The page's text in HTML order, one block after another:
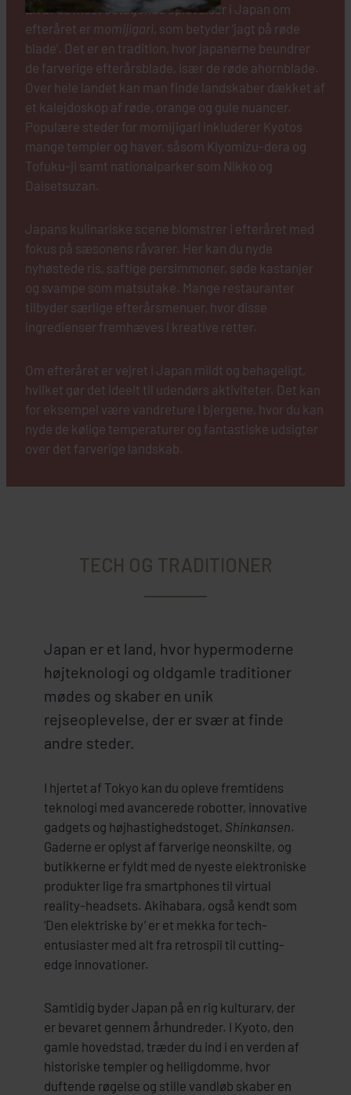
En af de mest betagende oplevelser i Japan om
efteråret er momijigari, som betyder ‘jagt på røde
blade’. Det er en tradition, hvor japanerne beundrer
de farverige efterårsblade, især de røde ahornblade.
Over hele landet kan man finde landskaber dækket af
et kalejdoskop af røde, orange og gule nuancer.
Populære steder for momijigari inkluderer Kyotos
mange templer og haver, såsom Kiyomizu-dera og
Tofuku-ji samt nationalparker som Nikko og
Daisetsuzan.
Japans kulinariske scene blomstrer i efteråret med
fokus på sæsonens råvarer. Her kan du nyde
nyhøstede ris, saftige persimmoner, søde kastanjer
og svampe som matsutake. Mange restauranter
tilbyder særlige efterårsmenuer, hvor disse
ingredienser fremhæves i kreative retter.
Om efteråret er vejret i Japan mildt og behageligt,
hvilket gør det ideelt til udendørs aktiviteter. Det kan
for eksempel være vandreture i bjergene, hvor du kan
nyde de kølige temperaturer og fantastiske udsigter
over det farverige landskab.
TECH OG TRADITIONER
Japan er et land, hvor hypermoderne
højteknologi og oldgamle traditioner
mødes og skaber en unik
rejseoplevelse, der er svær at finde
andre steder.
I hjertet af Tokyo kan du opleve fremtidens
teknologi med avancerede robotter, innovative
gadgets og højhastighedstoget, Shinkansen.
Gaderne er oplyst af farverige neonskilte, og
butikkerne er fyldt med de nyeste elektroniske
produkter lige fra smartphones til virtual
reality-headsets. Akihabara, også kendt som
‘Den elektriske by’ er et mekka for tech-
entusiaster med alt fra retrospil til cutting-
edge innovationer.
Samtidig byder Japan på en rig kulturarv, der
er bevaret gennem århundreder. I Kyoto, den
gamle hovedstad, træder du ind i en verden af
historiske templer og helligdomme, hvor
duftende røgelse og stille vandløb skaber en